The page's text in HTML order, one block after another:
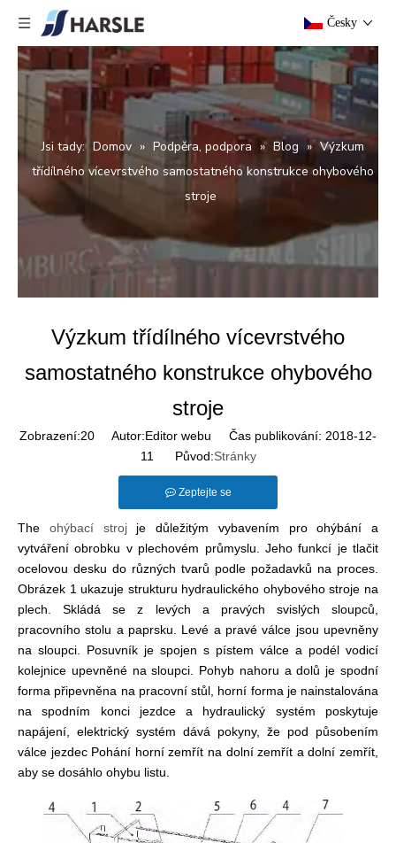
Česky
Jsi tady: Domov » Podpěra, podpora » Blog » Výzkum
třídílného vícevrstvého samostatného konstrukce ohybového
stroje
Výzkum třídílného vícevrstvého
samostatného konstrukce ohybového
stroje
Zobrazení:20 Autor:Editor webu Čas publikování: 2018-12-
11 Původ:Stránky
Zeptejte se
The ohýbací strojje důležitým vybavením pro ohýbání a
vytváření obrobku v plechovém průmyslu. Jeho funkcí je tlačit
ocelovou desku do různých tvarů podle požadavků na proces.
Obrázek 1 ukazuje strukturu hydraulického ohybového stroje na
plech. Skládá se z levých a pravých svislých sloupců,
pracovního stolu a paprsku. Levé a pravé válce jsou upevněny
na sloupci. Posuvník je spojen s pístem válce a podél vodicí
kolejnice upevněné na sloupci. Pohyb nahoru a dolů je spodní
forma připevněna na pracovní stůl, horní forma je nainstalována
na spodním konci jezdce a hydraulický systém poskytuje
napájení, elektrický systém dává pokyny, že pod působením
válce jezdec Pohání horní zemřít na dolní zemřít a dolní zemřít,
aby se dosáhlo ohybu listu.